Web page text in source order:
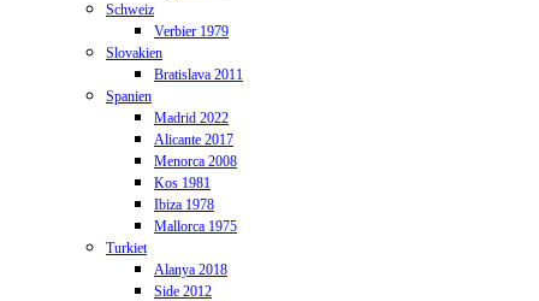
Schweiz
Verbier 1979
Slovakien
Bratislava 2011
Spanien
Madrid 2022
Alicante 2017
Menorca 2008
Kos 1981
Ibiza 1978
Mallorca 1975
Turkiet
Alanya 2018
Side 2012